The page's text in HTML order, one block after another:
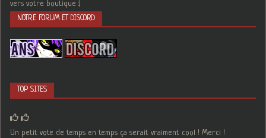
vers votre boutique :)
NOTRE FORUM ET DISCORD
TOP SITES
Un petit vote de temps en temps ça serait vraiment cool ! Merci !